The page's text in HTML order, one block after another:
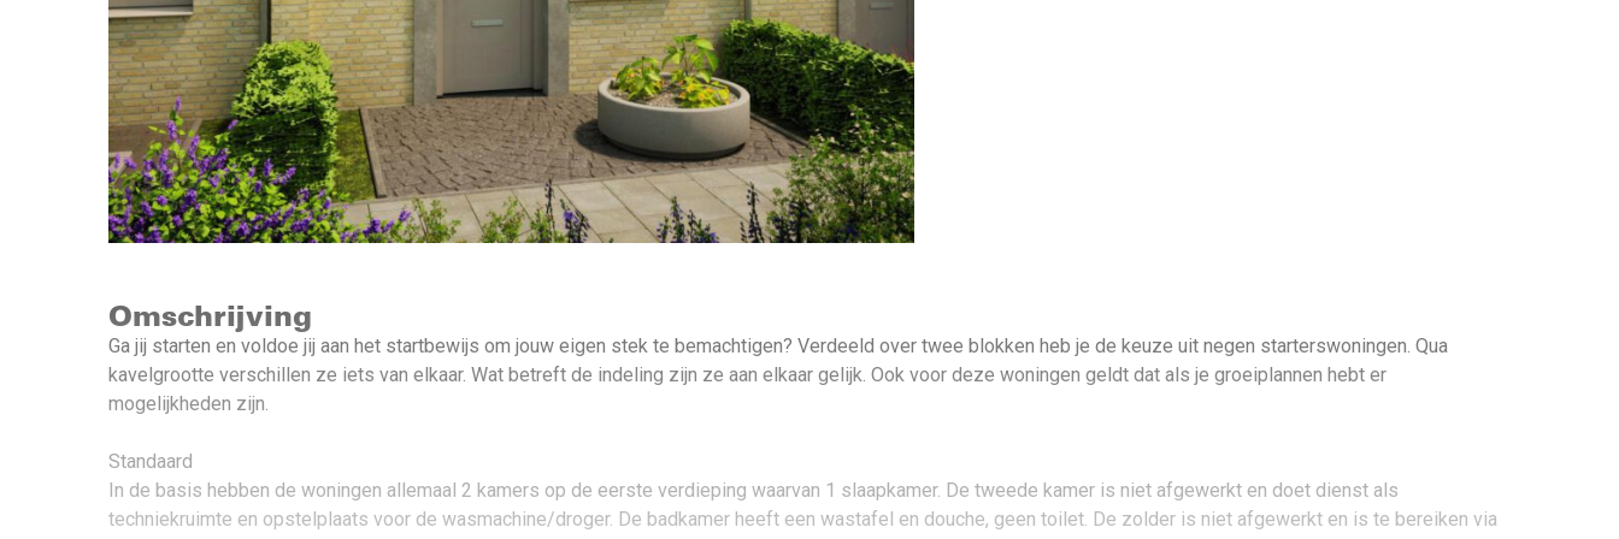
Omschrijving
Ga jij starten en voldoe jij aan het startbewijs om jouw eigen stek te bemachtigen? Verdeeld over twee blokken heb je de keuze uit negen starterswoningen. Qua
kavelgrootte verschillen ze iets van elkaar. Wat betreft de indeling zijn ze aan elkaar gelijk. Ook voor deze woningen geldt dat als je groeiplannen hebt er
mogelijkheden zijn.
Standaard
In de basis hebben de woningen allemaal 2 kamers op de eerste verdieping waarvan 1 slaapkamer. De tweede kamer is niet afgewerkt en doet dienst als
techniekruimte en opstelplaats voor de wasmachine/droger. De badkamer heeft een wastafel en douche, geen toilet. De zolder is niet afgewerkt en is te bereiken via